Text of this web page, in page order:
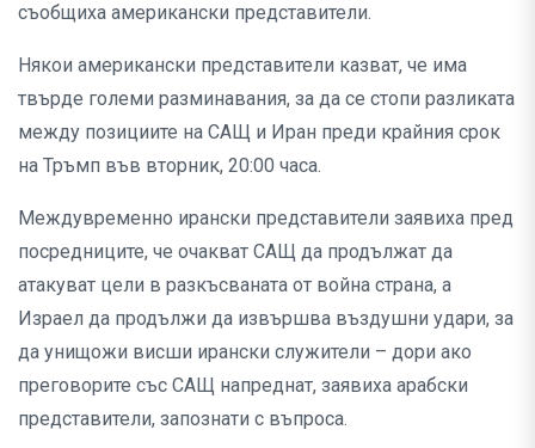
съобщиха американски представители.
Някои американски представители казват, че има
твърде големи разминавания, за да се стопи разликата
между позициите на САЩ и Иран преди крайния срок
на Тръмп във вторник, 20:00 часа.
Междувременно ирански представители заявиха пред
посредниците, че очакват САЩ да продължат да
атакуват цели в разкъсваната от война страна, а
Израел да продължи да извършва въздушни удари, за
да унищожи висши ирански служители – дори ако
преговорите със САЩ напреднат, заявиха арабски
представители, запознати с въпроса.